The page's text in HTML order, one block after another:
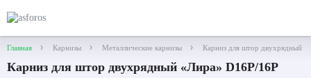
Главная Карнизы Металлические карнизы Карниз для штор двухрядный
Карниз для штор двухрядный «Лира» D16Р/16Р